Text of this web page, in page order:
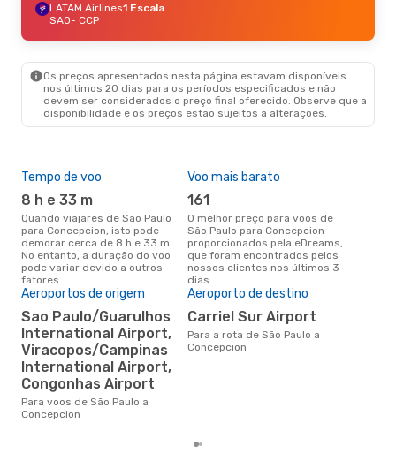
LATAM Airlines1 Escala
SAO- CCP
Os preços apresentados nesta página estavam disponíveis
nos últimos 20 dias para os períodos especificados e não
devem ser considerados o preço final oferecido. Observe que a
disponibilidade e os preços estão sujeitos a alterações.
Tempo de voo
8 h e 33 m
Quando viajares de São Paulo
para Concepcion, isto pode
demorar cerca de 8 h e 33 m.
No entanto, a duração do voo
pode variar devido a outros
fatores
Voo mais barato
161
O melhor preço para voos de
São Paulo para Concepcion
proporcionados pela eDreams,
que foram encontrados pelos
nossos clientes nos últimos 3
dias
Aeroportos de origem
Sao Paulo/Guarulhos
International Airport,
Viracopos/Campinas
International Airport,
Congonhas Airport
Para voos de São Paulo a
Concepcion
Aeroporto de destino
Carriel Sur Airport
Para a rota de São Paulo a
Concepcion